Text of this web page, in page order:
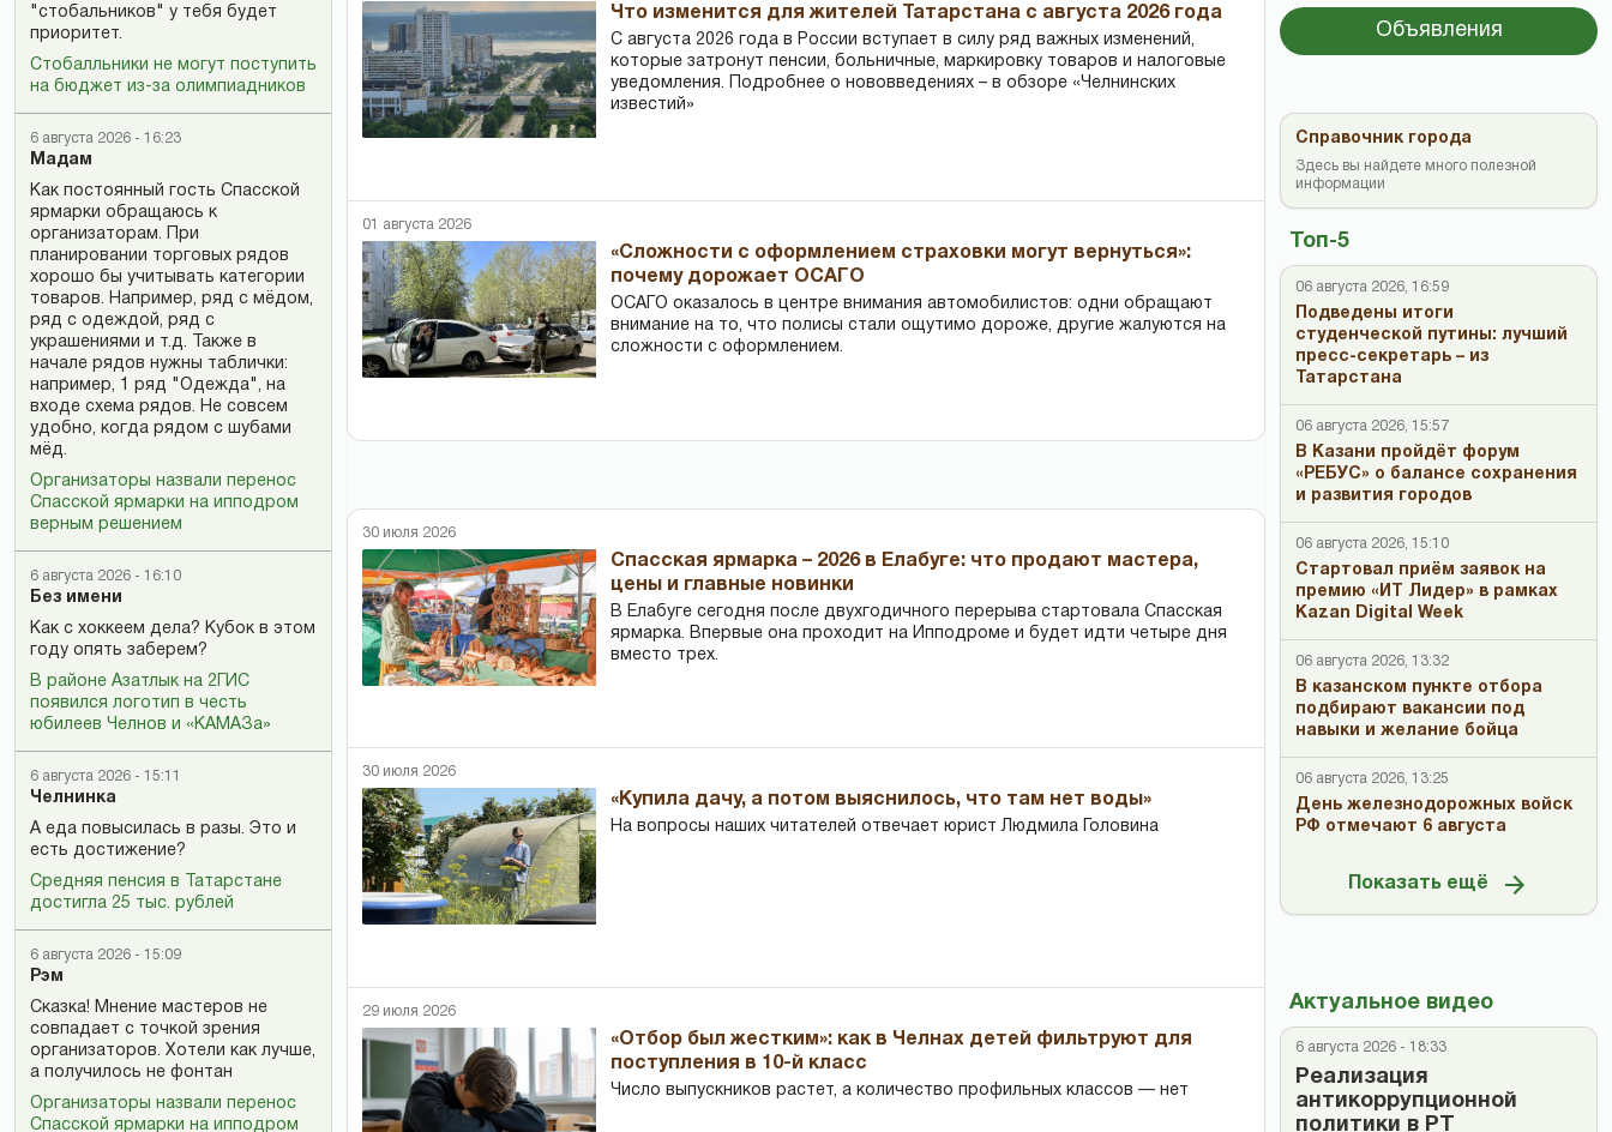
"стобальников" у тебя будет
приоритет.
Стобалльники не могут поступить
на бюджет из-за олимпиадников
6 августа 2026 - 16:23
Мадам
Как постоянный гость Спасской
ярмарки обращаюсь к
организаторам. При
планировании торговых рядов
хорошо бы учитывать категории
товаров. Например, ряд с мёдом,
ряд с одеждой, ряд с
украшениями и т.д. Также в
начале рядов нужны таблички:
например, 1 ряд "Одежда", на
входе схема рядов. Не совсем
удобно, когда рядом с шубами
мёд.
Организаторы назвали перенос
Спасской ярмарки на ипподром
верным решением
6 августа 2026 - 16:10
Без имени
Как с хоккеем дела? Кубок в этом
году опять заберем?
В районе Азатлык на 2ГИС
появился логотип в честь
юбилеев Челнов и «КАМАЗа»
6 августа 2026 - 15:11
Челнинка
А еда повысилась в разы. Это и
есть достижение?
Средняя пенсия в Татарстане
достигла 25 тыс. рублей
6 августа 2026 - 15:09
Рэм
Сказка! Мнение мастеров не
совпадает с точкой зрения
организаторов. Хотели как лучше,
а получилось не фонтан
Организаторы назвали перенос
Спасской ярмарки на ипподром
Что изменится для жителей Татарстана с августа 2026 года
С августа 2026 года в России вступает в силу ряд важных изменений,
которые затронут пенсии, больничные, маркировку товаров и налоговые
уведомления. Подробнее о нововведениях – в обзоре «Челнинских
известий»
01 августа 2026
«Сложности с оформлением страховки могут вернуться»:
почему дорожает ОСАГО
ОСАГО оказалось в центре внимания автомобилистов: одни обращают
внимание на то, что полисы стали ощутимо дороже, другие жалуются на
сложности с оформлением.
30 июля 2026
Спасская ярмарка – 2026 в Елабуге: что продают мастера,
цены и главные новинки
В Елабуге сегодня после двухгодичного перерыва стартовала Спасская
ярмарка. Впервые она проходит на Ипподроме и будет идти четыре дня
вместо трех.
30 июля 2026
«Купила дачу, а потом выяснилось, что там нет воды»
На вопросы наших читателей отвечает юрист Людмила Головина
29 июля 2026
«Отбор был жестким»: как в Челнах детей фильтруют для
поступления в 10-й класс
Число выпускников растет, а количество профильных классов — нет
Объявления
Топ-5
06 августа 2026, 16:59
Подведены итоги
студенческой путины: лучший
пресс-секретарь – из
Татарстана
06 августа 2026, 15:57
В Казани пройдёт форум
«РЕБУС» о балансе сохранения
и развития городов
06 августа 2026, 15:10
Стартовал приём заявок на
премию «ИТ Лидер» в рамках
Kazan Digital Week
06 августа 2026, 13:32
В казанском пункте отбора
подбирают вакансии под
навыки и желание бойца
06 августа 2026, 13:25
День железнодорожных войск
РФ отмечают 6 августа
Показать ещё
Актуальное видео
6 августа 2026 - 18:33
Реализация
антикоррупционной
политики в РТ
Справочник города
Здесь вы найдете много полезной
информации